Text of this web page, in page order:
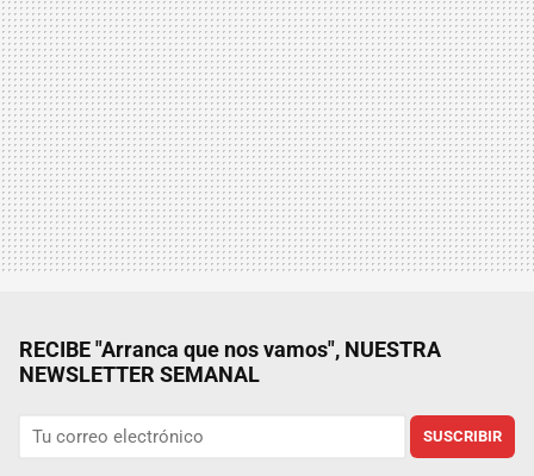
RECIBE "Arranca que nos vamos", NUESTRA
NEWSLETTER SEMANAL
SUSCRIBIR